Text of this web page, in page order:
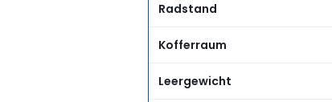
Radstand
Kofferraum
Leergewicht